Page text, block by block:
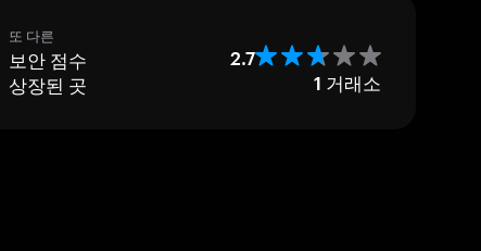
또 다른
보안 점수 2.7
상장된 곳 1 거래소